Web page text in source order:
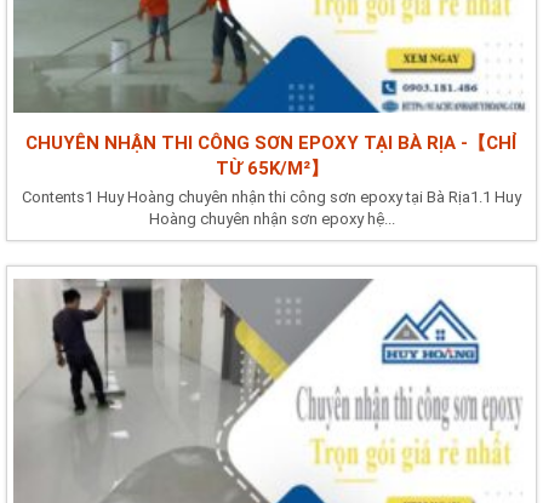
CHUYÊN NHẬN THI CÔNG SƠN EPOXY TẠI BÀ RỊA -【CHỈ
TỪ 65K/M²】
Contents1 Huy Hoàng chuyên nhận thi công sơn epoxy tại Bà Rịa1.1 Huy
Hoàng chuyên nhận sơn epoxy hệ...